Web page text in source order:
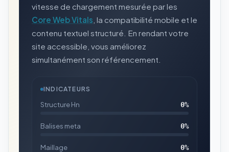
vitesse de chargement mesurée par les
Core Web Vitals , la compatibilité mobile et le
contenu textuel structuré. En rendant votre
site accessible, vous améliorez
simultanément son référencement.
INDICATEURS
Structure Hn 0%
Balises meta 0%
Maillage 0%